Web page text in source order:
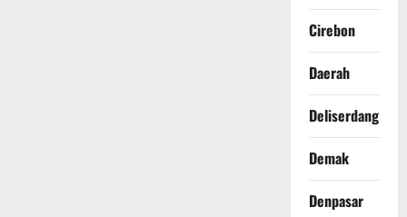
Cirebon
Daerah
Deliserdang
Demak
Denpasar